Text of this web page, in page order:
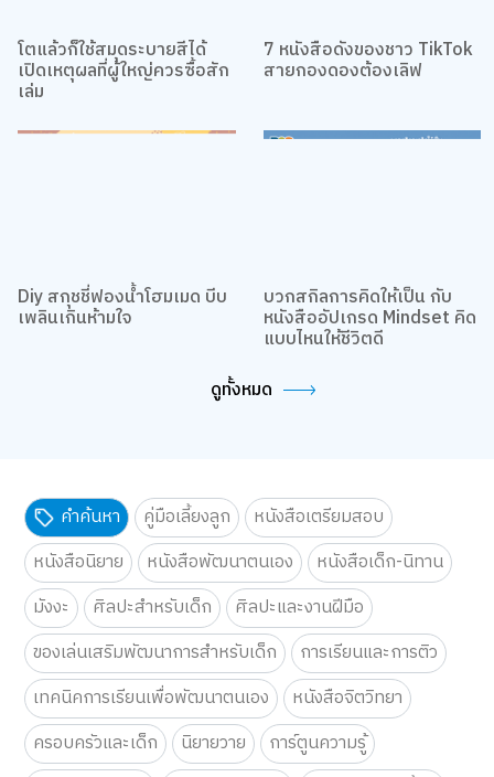
โตแล้วก็ใช้สมุดระบายสีได้
เล่ม
Diy สกุชชี่ฟองน้ำโฮมเมด บีบ บวกสกิลการคิดให้เป็น กับ
หนังสืออัปเกรด Mindset คิด
คำค้นหา คู่มือเลี้ยงลูก
หนังสือเตรียมสอบ
หนังสือนิยาย
หนังสือพัฒนาตนเอง
หนังสือเด็ก-นิทาน
มังงะ
ศิลปะสำหรับเด็ก
ศิลปะและงานฝีมือ
ของเล่นเสริมพัฒนาการสำหรับเด็ก
การเรียนและการติว
เทคนิคการเรียนเพื่อพัฒนาตนเอง
หนังสือจิตวิทยา
เว็บไซต์นี้ใช้คุกกี้
เราใช้คุกกี้เพื่อเพิ่มประสบการณ์ที่ดีในการใช้เว็บไซต์ แสดงเนื้อหาและโฆษณาให้
ตรงกับความสนใจ รวมถึงเพื่อวิเคราะห์การเข้าใช้งานเว็บไซต์และทำความเข้าใจ
นโยบายคุกกี้